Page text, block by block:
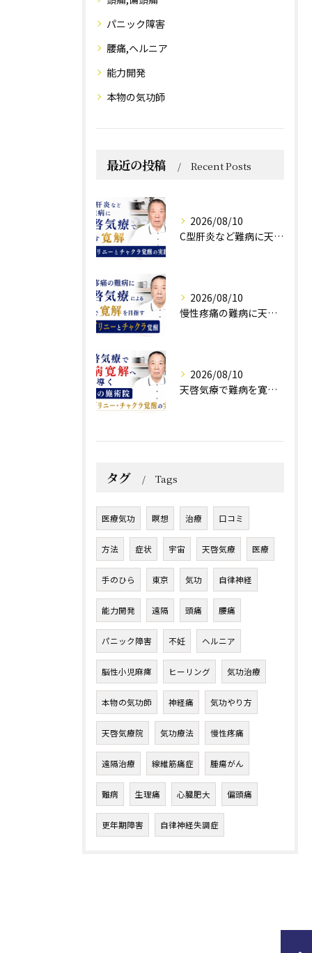
パニック障害
腰痛,ヘルニア
能力開発
本物の気功師
最近の投稿 Recent Posts
2026/08/10
C型肝炎など難病に天啓気療で目指す寛解 クンダリニーとチャクラ覚醒の実践法
2026/08/10
慢性疼痛の難病に天啓気療による施術で寛解を目指すクンダリニーとチャクラ覚醒
2026/08/10
天啓気療で難病を寛解へ導く東京の施術院クンダリニー・チャクラ覚醒の実践法
タグ Tags
医療気功 瞑想 治療 口コミ
方法 症状 宇宙 天啓気療 医療
手のひら 東京 気功 自律神経
能力開発 遠隔 頭痛 腰痛
パニック障害 不妊 ヘルニア
脳性小児麻痺 ヒーリング 気功治療
本物の気功師 神経痛 気功やり方
天啓気療院 気功療法 慢性疼痛
遠隔治療 線維筋痛症 腫瘍がん
難病 生理痛 心臓肥大 偏頭痛
更年期障害 自律神経失調症